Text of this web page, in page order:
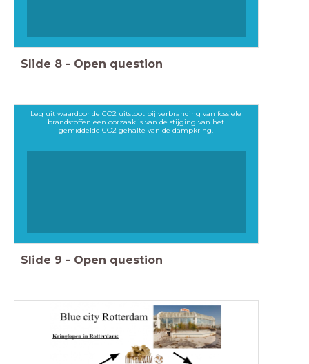
Slide 8 - Open question
Leg uit waardoor de CO2 uitstoot bij verbranding van fossiele
brandstoffen een oorzaak is van de stijging van het
gemiddelde CO2 gehalte van de dampkring.
Slide 9 - Open question